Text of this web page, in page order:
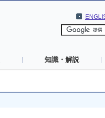
知識・解説